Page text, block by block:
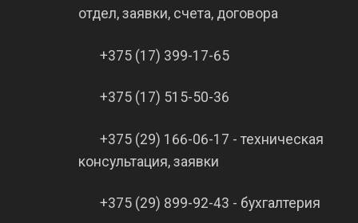
отдел, заявки, счета, договора
+375 (17) 399-17-65
+375 (17) 515-50-36
+375 (29) 166-06-17 - техническая
консультация, заявки
+375 (29) 899-92-43 - бухгалтерия